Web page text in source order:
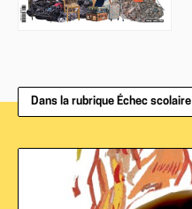
Dans la rubrique Échec scolaire